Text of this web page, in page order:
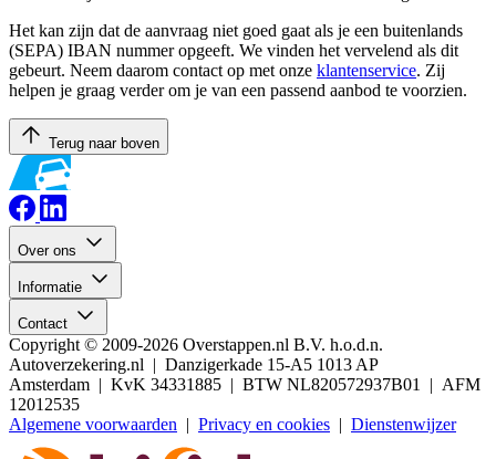
Het kan zijn dat de aanvraag niet goed gaat als je een buitenlands
(SEPA) IBAN nummer opgeeft. We vinden het vervelend als dit
gebeurt. Neem daarom contact op met onze klantenservice. Zij
helpen je graag verder om je van een passend aanbod te voorzien.
Terug naar boven
Over ons
Informatie
Contact
Copyright © 2009-2026 Overstappen.nl B.V. h.o.d.n.
Autoverzekering.nl | Danzigerkade 15-A5 1013 AP
Amsterdam | KvK 34331885 | BTW NL820572937B01 | AFM
12012535
Algemene voorwaarden | Privacy en cookies | Dienstenwijzer